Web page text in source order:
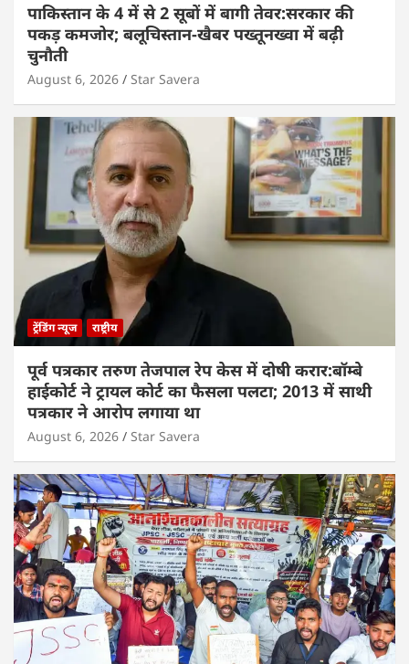
पाकिस्तान के 4 में से 2 सूबों में बागी तेवर:सरकार की
पकड़ कमजोर; बलूचिस्तान-खैबर पख्तूनख्वा में बढ़ी
चुनौती
August 6, 2026 Star Savera
ट्रेंडिंग न्यूज राष्ट्रीय
पूर्व पत्रकार तरुण तेजपाल रेप केस में दोषी करार:बॉम्बे
हाईकोर्ट ने ट्रायल कोर्ट का फैसला पलटा; 2013 में साथी
पत्रकार ने आरोप लगाया था
August 6, 2026 Star Savera